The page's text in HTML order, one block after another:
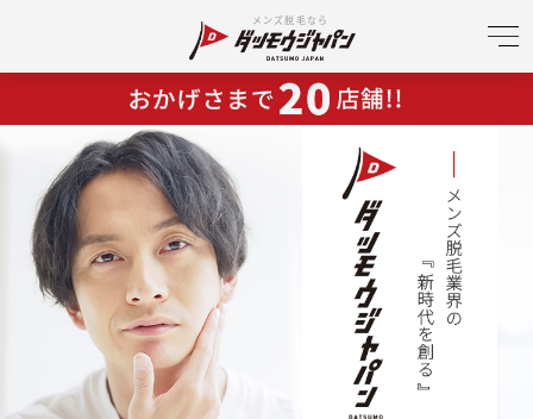
メンズ脱毛なら